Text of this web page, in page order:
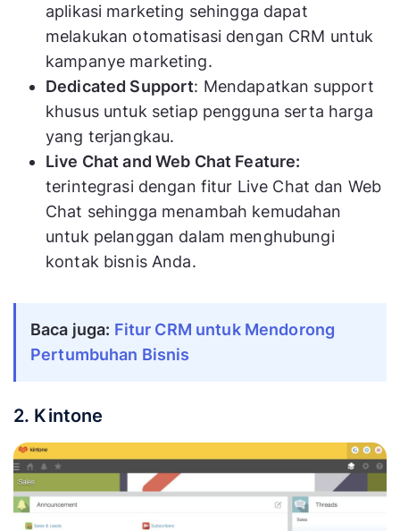
aplikasi marketing sehingga dapat
melakukan otomatisasi dengan CRM untuk
kampanye marketing.
Dedicated Support: Mendapatkan support
khusus untuk setiap pengguna serta harga
yang terjangkau.
Live Chat and Web Chat Feature:
terintegrasi dengan fitur Live Chat dan Web
Chat sehingga menambah kemudahan
untuk pelanggan dalam menghubungi
kontak bisnis Anda.
Baca juga: Fitur CRM untuk Mendorong
Pertumbuhan Bisnis
2. Kintone